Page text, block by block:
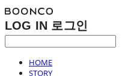
LOG IN 로그인
HOME
STORY